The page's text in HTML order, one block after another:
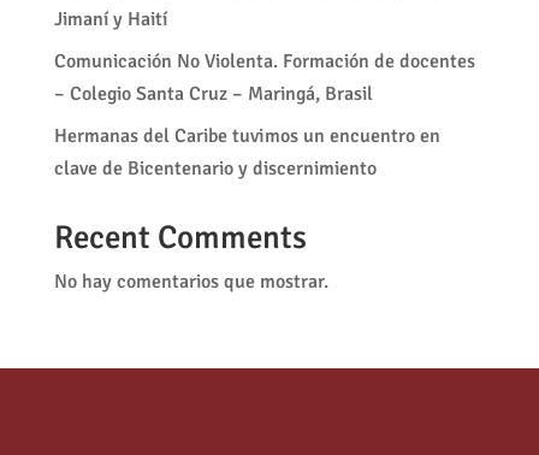
Jimaní y Haití
Comunicación No Violenta. Formación de docentes
– Colegio Santa Cruz – Maringá, Brasil
Hermanas del Caribe tuvimos un encuentro en
clave de Bicentenario y discernimiento
Recent Comments
No hay comentarios que mostrar.